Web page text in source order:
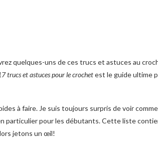
quelques-uns de ces trucs et astuces au
trucs et astuces pour le crochetest le guide ultime
à faire. Je suis toujours surpris de voir
particulier pour les débutants. Cette liste
jetons un œil!